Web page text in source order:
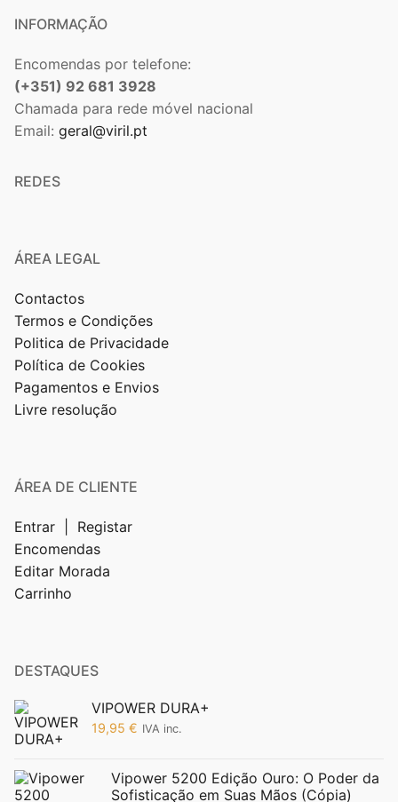
INFORMAÇÃO
Encomendas por telefone:
(+351) 92 681 3928
Chamada para rede móvel nacional
Email: geral@viril.pt
REDES
ÁREA LEGAL
Contactos
Termos e Condições
Politica de Privacidade
Política de Cookies
Pagamentos e Envios
Livre resolução
ÁREA DE CLIENTE
Entrar | Registar
Encomendas
Editar Morada
Carrinho
DESTAQUES
VIPOWER DURA+
19,95 € IVA inc.
Vipower 5200 Edição Ouro: O Poder da
Sofisticação em Suas Mãos (Cópia)